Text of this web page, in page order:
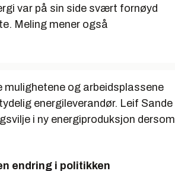
var på sin side svært fornøyd
Meling mener også
mulighetene og arbeidsplassene
energileverandør. Leif Sande
i ny energiproduksjon dersom
endring i politikken